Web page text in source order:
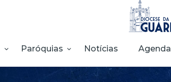
Paróquias Notícias Agenda